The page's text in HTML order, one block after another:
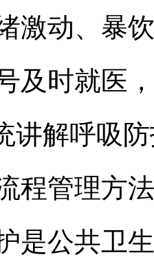
激动、暴
及时就医
讲解呼吸
程管理方
公共卫生